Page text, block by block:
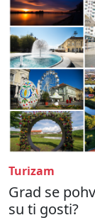
Turizam
Grad se
su ti gosti?